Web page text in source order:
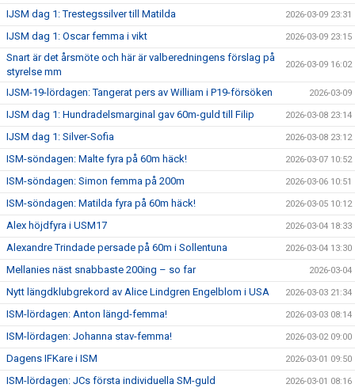
IJSM dag 1: Trestegssilver till Matilda 2026-03-09 23:31
IJSM dag 1: Oscar femma i vikt 2026-03-09 23:15
Snart är det årsmöte och här är valberedningens förslag på
styrelse mm
2026-03-09 16:02
IJSM-19-lördagen: Tangerat pers av William i P19-försöken 2026-03-09
IJSM dag 1: Hundradelsmarginal gav 60m-guld till Filip 2026-03-08 23:14
IJSM dag 1: Silver-Sofia 2026-03-08 23:12
ISM-söndagen: Malte fyra på 60m häck! 2026-03-07 10:52
ISM-söndagen: Simon femma på 200m 2026-03-06 10:51
ISM-söndagen: Matilda fyra på 60m häck! 2026-03-05 10:12
Alex höjdfyra i USM17 2026-03-04 18:33
Alexandre Trindade persade på 60m i Sollentuna 2026-03-04 13:30
Mellanies näst snabbaste 200ing – so far 2026-03-04
Nytt längdklubgrekord av Alice Lindgren Engelblom i USA 2026-03-03 21:34
ISM-lördagen: Anton längd-femma! 2026-03-03 08:14
ISM-lördagen: Johanna stav-femma! 2026-03-02 09:00
Dagens IFKare i ISM 2026-03-01 09:50
ISM-lördagen: JCs första individuella SM-guld 2026-03-01 08:16